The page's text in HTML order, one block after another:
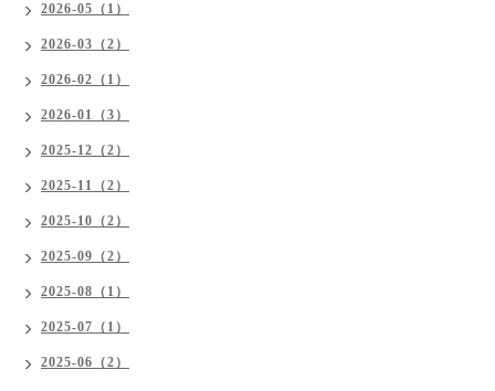
2026-05（1）
2026-03（2）
2026-02（1）
2026-01（3）
2025-12（2）
2025-11（2）
2025-10（2）
2025-09（2）
2025-08（1）
2025-07（1）
2025-06（2）